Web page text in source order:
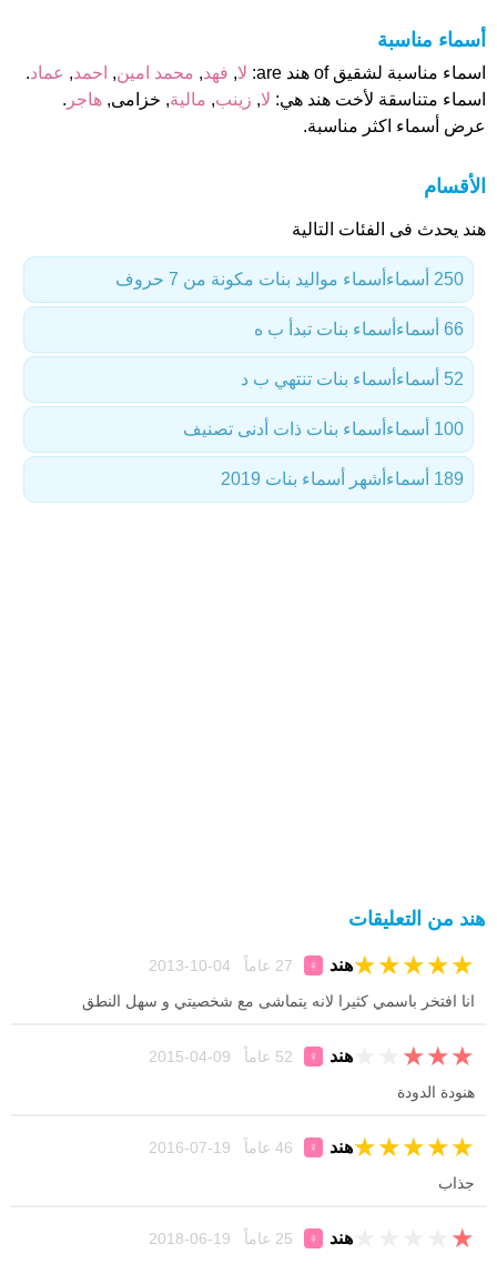
أسماء مناسبة
اسماء مناسبة لشقيق of هند are: لا, فهد, محمد امين, احمد, عماد.
اسماء متناسقة لأخت هند هي: لا, زينب, مالية, خزامى, هاجر .
عرض أسماء اكثر مناسبة.
الأقسام
هند يحدث فى الفئات التالية
أسماء مواليد بنات مكونة من 7 حروف 250 أسماء
أسماء بنات تبدأ ب ه 66 أسماء
أسماء بنات تنتهي ب د 52 أسماء
أسماء بنات ذات أدنى تصنيف 100 أسماء
أشهر أسماء بنات 2019 189 أسماء
هند من التعليقات
هند ♀ ★
★
★
★
★
انا افتخر باسمي كثيرا لانه يتماشى مع شخصيتي و سهل النطق
هند ♀ ★
★
★
هنودة الدودة
هند ♀ ★
★
★
★
★
جذاب
هند ♀ ★